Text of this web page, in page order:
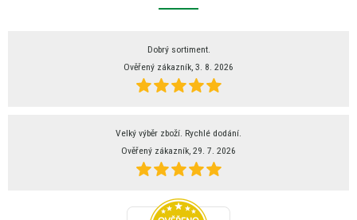
Dobrý sortiment.
Ověřený zákazník, 3. 8. 2026
Velký výběr zboží. Rychlé dodání.
Ověřený zákazník, 29. 7. 2026